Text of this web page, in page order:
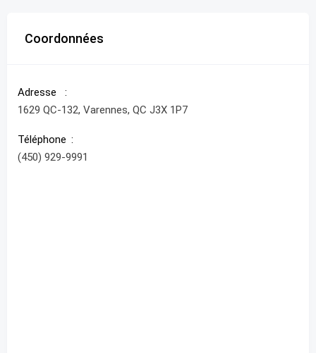
Coordonnées
Adresse
1629 QC-132, Varennes, QC J3X 1P7
Téléphone
(450) 929-9991